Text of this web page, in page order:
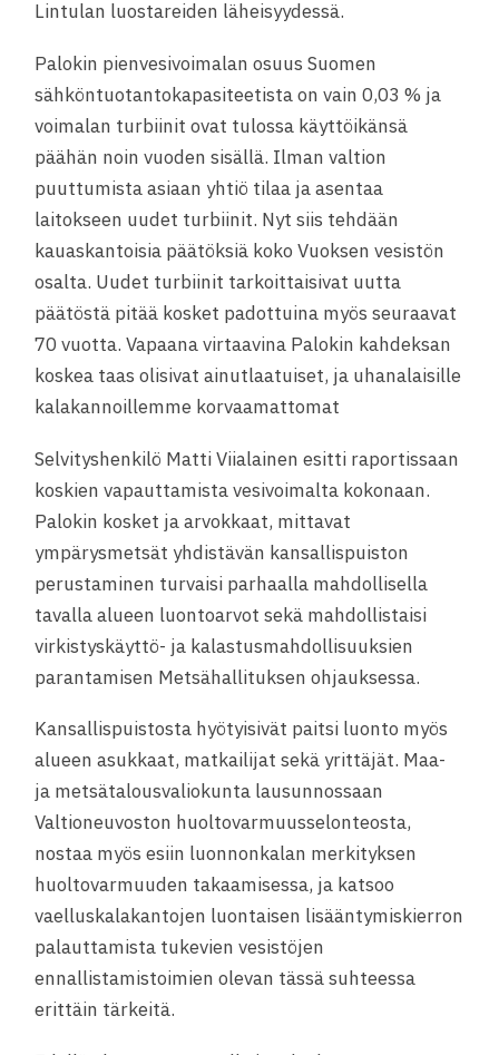
Lintulan luostareiden läheisyydessä.
Palokin pienvesivoimalan osuus Suomen
sähköntuotantokapasiteetista on vain 0,03 % ja
voimalan turbiinit ovat tulossa käyttöikänsä
päähän noin vuoden sisällä. Ilman valtion
puuttumista asiaan yhtiö tilaa ja asentaa
laitokseen uudet turbiinit. Nyt siis tehdään
kauaskantoisia päätöksiä koko Vuoksen vesistön
osalta. Uudet turbiinit tarkoittaisivat uutta
päätöstä pitää kosket padottuina myös seuraavat
70 vuotta. Vapaana virtaavina Palokin kahdeksan
koskea taas olisivat ainutlaatuiset, ja uhanalaisille
kalakannoillemme korvaamattomat
Selvityshenkilö Matti Viialainen esitti raportissaan
koskien vapauttamista vesivoimalta kokonaan.
Palokin kosket ja arvokkaat, mittavat
ympärysmetsät yhdistävän kansallispuiston
perustaminen turvaisi parhaalla mahdollisella
tavalla alueen luontoarvot sekä mahdollistaisi
virkistyskäyttö- ja kalastusmahdollisuuksien
parantamisen Metsähallituksen ohjauksessa.
Kansallispuistosta hyötyisivät paitsi luonto myös
alueen asukkaat, matkailijat sekä yrittäjät. Maa-
ja metsätalousvaliokunta lausunnossaan
Valtioneuvoston huoltovarmuusselonteosta,
nostaa myös esiin luonnonkalan merkityksen
huoltovarmuuden takaamisessa, ja katsoo
vaelluskalakantojen luontaisen lisääntymiskierron
palauttamista tukevien vesistöjen
ennallistamistoimien olevan tässä suhteessa
erittäin tärkeitä.